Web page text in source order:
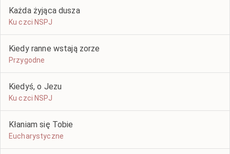
Każda żyjąca dusza
Ku czci NSPJ
Kiedy ranne wstają zorze
Przygodne
Kiedyś, o Jezu
Ku czci NSPJ
Kłaniam się Tobie
Eucharystyczne